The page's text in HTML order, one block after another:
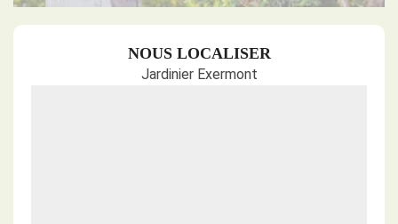
NOUS LOCALISER
Jardinier Exermont